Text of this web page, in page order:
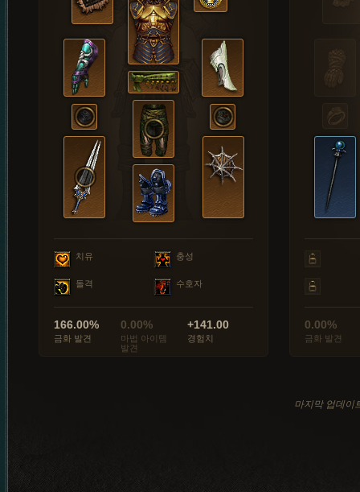
치유 충성
돌격 수호자
166.00%
금화 발견
0.00%
마법 아이템
발견
+141.00
경험치
0.00%
금화 발견
마지막 업데이